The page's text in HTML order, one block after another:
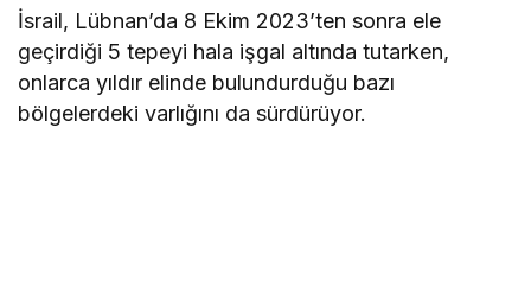
İsrail, Lübnan’da 8 Ekim 2023’ten sonra ele
geçirdiği 5 tepeyi hala işgal altında tutarken,
onlarca yıldır elinde bulundurduğu bazı
bölgelerdeki varlığını da sürdürüyor.